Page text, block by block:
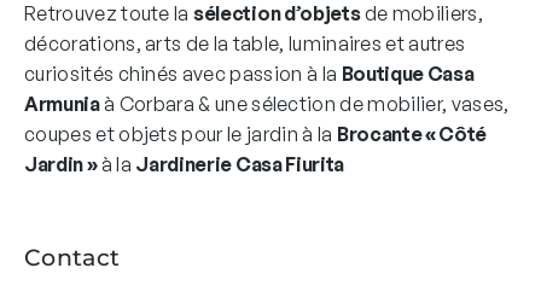
Retrouvez toute lasélection d’objetsde mobiliers,
décorations, arts de la table, luminaires et autres
curiosités chinés avec passion à la Boutique Casa
Armuniaà Corbara & une sélection de mobilier, vases,
coupes et objets pour le jardin à la Brocante « Côté
Jardin »à la Jardinerie Casa Fiurita
Contact